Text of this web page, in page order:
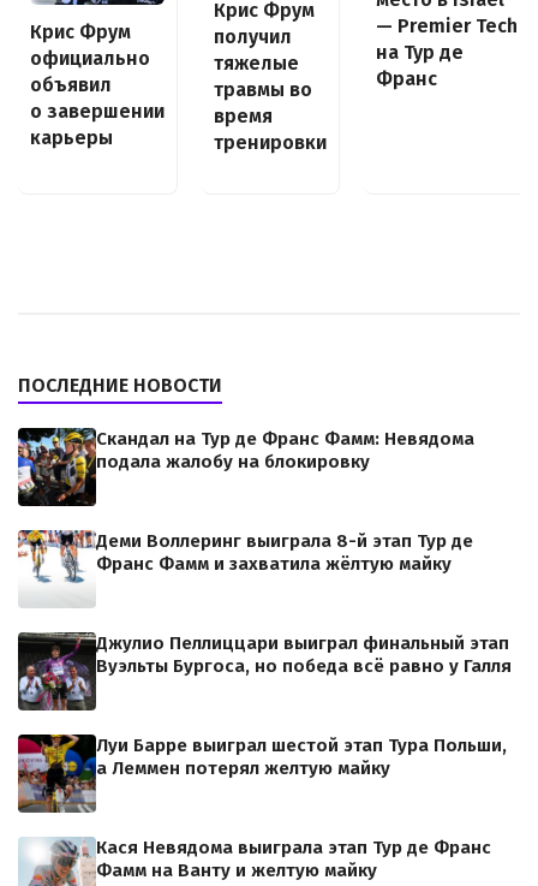
Крис Фрум
официально
объявил
о завершении
карьеры
Крис Фрум
получил
тяжелые
травмы во
время
тренировки
— Premier Tech
на Тур де
Франс
ПОСЛЕДНИЕ НОВОСТИ
Скандал на Тур де Франс Фамм: Невядома
подала жалобу на блокировку
Деми Воллеринг выиграла 8-й этап Тур де
Франс Фамм и захватила жёлтую майку
Джулио Пеллиццари выиграл финальный этап
Вуэльты Бургоса, но победа всё равно у Галля
Луи Барре выиграл шестой этап Тура Польши,
а Леммен потерял желтую майку
Кася Невядома выиграла этап Тур де Франс
Фамм на Ванту и желтую майку